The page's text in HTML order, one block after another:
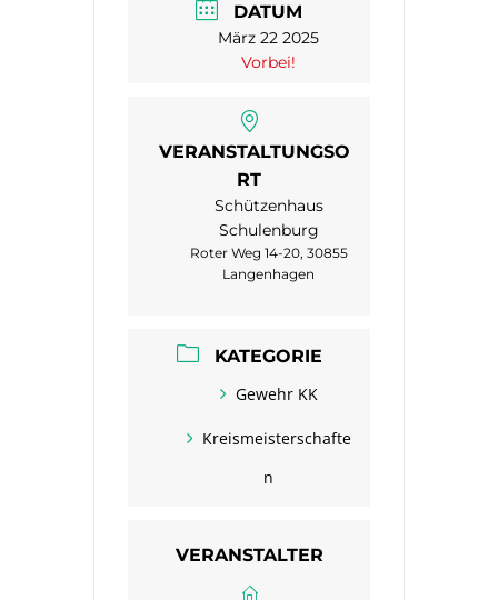
DATUM
März 22 2025
Vorbei!
VERANSTALTUNGSO
RT
Schützenhaus
Schulenburg
Roter Weg 14-20, 30855
Langenhagen
KATEGORIE
Gewehr KK
Kreismeisterschafte
n
VERANSTALTER